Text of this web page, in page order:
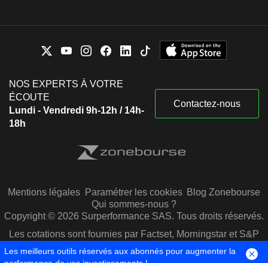
NOS EXPERTS À VOTRE
ÉCOUTE
Lundi - Vendredi 9h-12h / 14h-
18h
Contactez-nous
Mentions légales Paramétrer les cookies Blog Zonebourse
Qui sommes-nous ?
Copyright © 2026 Surperformance SAS. Tous droits réservés.
Les cotations sont fournies par Factset, Morningstar et S&P
Capital IQ
Les meilleurs outils réservés aux abonnés pour augmenter la